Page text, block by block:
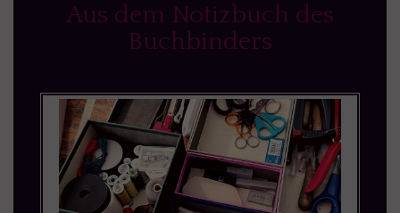
Aus dem Notizbuch des
Buchbinders